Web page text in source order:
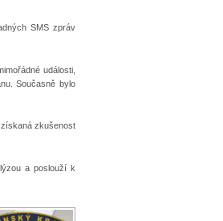
SMS zpráv
události,
Současně bylo
zkušenost
a poslouží k